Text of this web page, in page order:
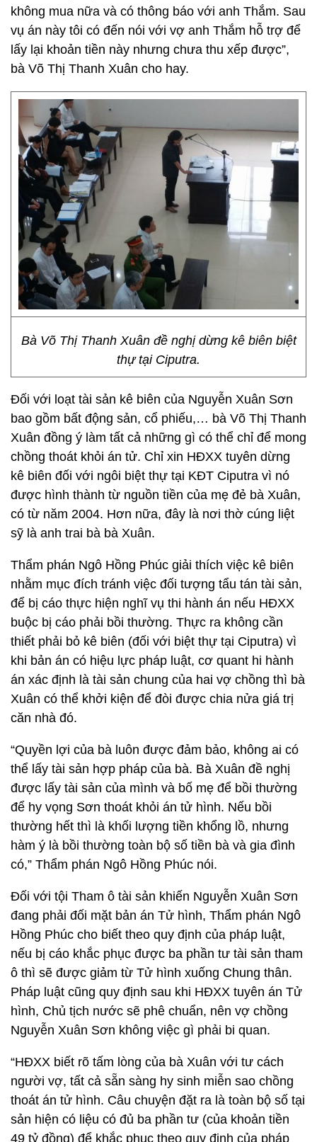
không mua nữa và có thông báo với anh Thắm. Sau
vụ án này tôi có đến nói với vợ anh Thắm hỗ trợ để
lấy lại khoản tiền này nhưng chưa thu xếp được”,
bà Võ Thị Thanh Xuân cho hay.
Bà Võ Thị Thanh Xuân đề nghị dừng kê biên biệt
thự tại Ciputra.
Đối với loạt tài sản kê biên của Nguyễn Xuân Sơn
bao gồm bất động sản, cổ phiếu,… bà Võ Thị Thanh
Xuân đồng ý làm tất cả những gì có thể chỉ để mong
chồng thoát khỏi án tử. Chỉ xin HĐXX tuyên dừng
kê biên đối với ngôi biệt thự tại KĐT Ciputra vì nó
được hình thành từ nguồn tiền của mẹ đẻ bà Xuân,
có từ năm 2004. Hơn nữa, đây là nơi thờ cúng liệt
sỹ là anh trai bà bà Xuân.
Thẩm phán Ngô Hồng Phúc giải thích việc kê biên
nhằm mục đích tránh việc đối tượng tẩu tán tài sản,
để bị cáo thực hiện nghĩ vụ thi hành án nếu HĐXX
buộc bị cáo phải bồi thường. Thực ra không cần
thiết phải bỏ kê biên (đối với biệt thự tại Ciputra) vì
khi bản án có hiệu lực pháp luật, cơ quant hi hành
án xác định là tài sản chung của hai vợ chồng thì bà
Xuân có thể khởi kiện để đòi được chia nửa giá trị
căn nhà đó.
“Quyền lợi của bà luôn được đảm bảo, không ai có
thể lấy tài sản hợp pháp của bà. Bà Xuân đề nghị
được lấy tài sản của mình và bố mẹ để bồi thường
để hy vọng Sơn thoát khỏi án tử hình. Nếu bồi
thường hết thì là khối lượng tiền khổng lồ, nhưng
hàm ý là bồi thường toàn bộ số tiền bà và gia đình
có,” Thẩm phán Ngô Hồng Phúc nói.
Đối với tội Tham ô tài sản khiến Nguyễn Xuân Sơn
đang phải đối mặt bản án Tử hình, Thẩm phán Ngô
Hồng Phúc cho biết theo quy định của pháp luật,
nếu bị cáo khắc phục được ba phần tư tài sản tham
ô thì sẽ được giảm từ Tử hình xuống Chung thân.
Pháp luật cũng quy định sau khi HĐXX tuyên án Tử
hình, Chủ tịch nước sẽ phê chuẩn, nên vợ chồng
Nguyễn Xuân Sơn không việc gì phải bi quan.
“HĐXX biết rõ tấm lòng của bà Xuân với tư cách
người vợ, tất cả sẵn sàng hy sinh miễn sao chồng
thoát án tử hình. Câu chuyện đặt ra là toàn bộ số tại
sản hiện có liệu có đủ ba phần tư (của khoản tiền
49 tỷ đồng) để khắc phục theo quy định của pháp